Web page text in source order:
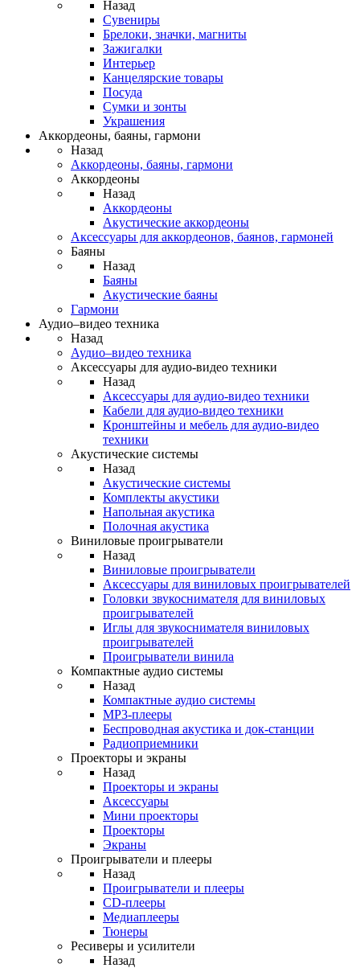
Назад
Сувениры
Брелоки, значки, магниты
Зажигалки
Интерьер
Канцелярские товары
Посуда
Сумки и зонты
Украшения
Аккордеоны, баяны, гармони
Назад
Аккордеоны, баяны, гармони
Аккордеоны
Назад
Аккордеоны
Акустические аккордеоны
Аксессуары для аккордеонов, баянов, гармоней
Баяны
Назад
Баяны
Акустические баяны
Гармони
Аудио–видео техника
Назад
Аудио–видео техника
Аксессуары для аудио-видео техники
Назад
Аксессуары для аудио-видео техники
Кабели для аудио-видео техники
Кронштейны и мебель для аудио-видео
техники
Акустические системы
Назад
Акустические системы
Комплекты акустики
Напольная акустика
Полочная акустика
Виниловые проигрыватели
Назад
Виниловые проигрыватели
Аксессуары для виниловых проигрывателей
Головки звукоснимателя для виниловых
проигрывателей
Иглы для звукоснимателя виниловых
проигрывателей
Проигрыватели винила
Компактные аудио системы
Назад
Компактные аудио системы
MP3-плееры
Беспроводная акустика и док-станции
Радиоприемники
Проекторы и экраны
Назад
Проекторы и экраны
Аксессуары
Мини проекторы
Проекторы
Экраны
Проигрыватели и плееры
Назад
Проигрыватели и плееры
CD-плееры
Медиаплееры
Тюнеры
Ресиверы и усилители
Назад